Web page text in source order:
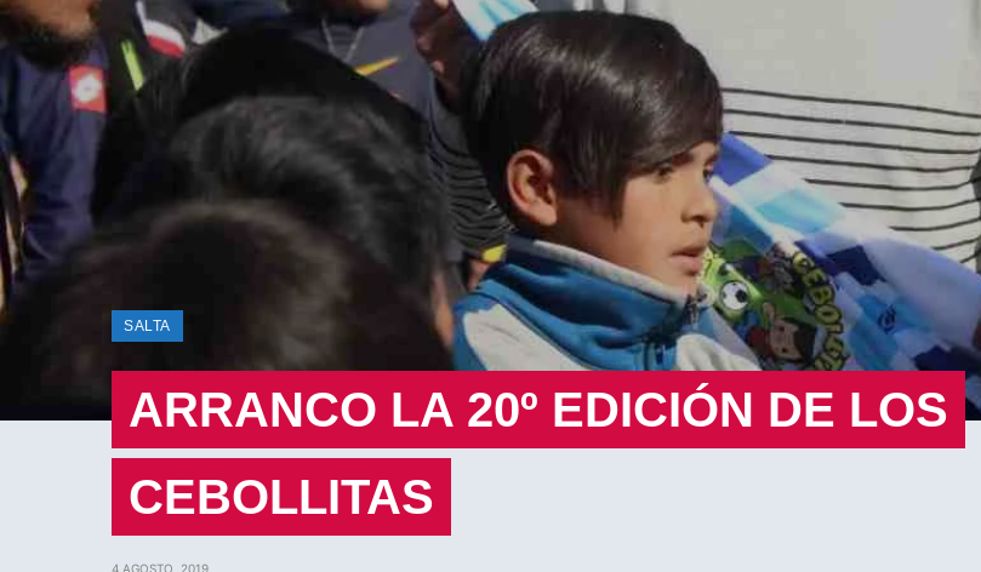
SALTA
ARRANCO LA 20º EDICIÓN DE LOS
CEBOLLITAS
4 AGOSTO, 2019